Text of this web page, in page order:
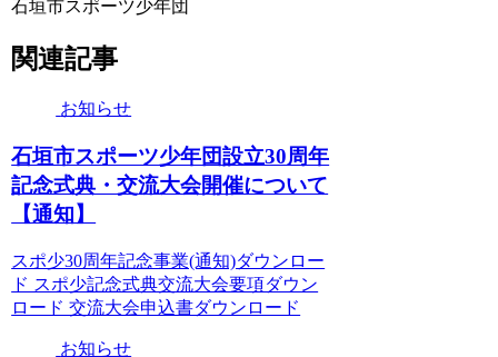
石垣市スポーツ少年団
関連記事
お知らせ
石垣市スポーツ少年団設立30周年
記念式典・交流大会開催について
【通知】
スポ少30周年記念事業(通知)ダウンロー
ド スポ少記念式典交流大会要項ダウン
ロード 交流大会申込書ダウンロード
お知らせ